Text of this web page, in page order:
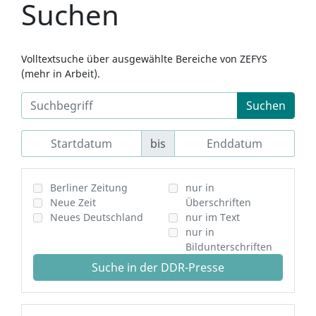
Suchen
Volltextsuche über ausgewählte Bereiche von ZEFYS
(mehr in Arbeit).
Suchen
bis
Berliner Zeitung
Neue Zeit
Neues Deutschland
nur in
Überschriften
nur im Text
nur in
Bildunterschriften
Suche in der DDR-Presse